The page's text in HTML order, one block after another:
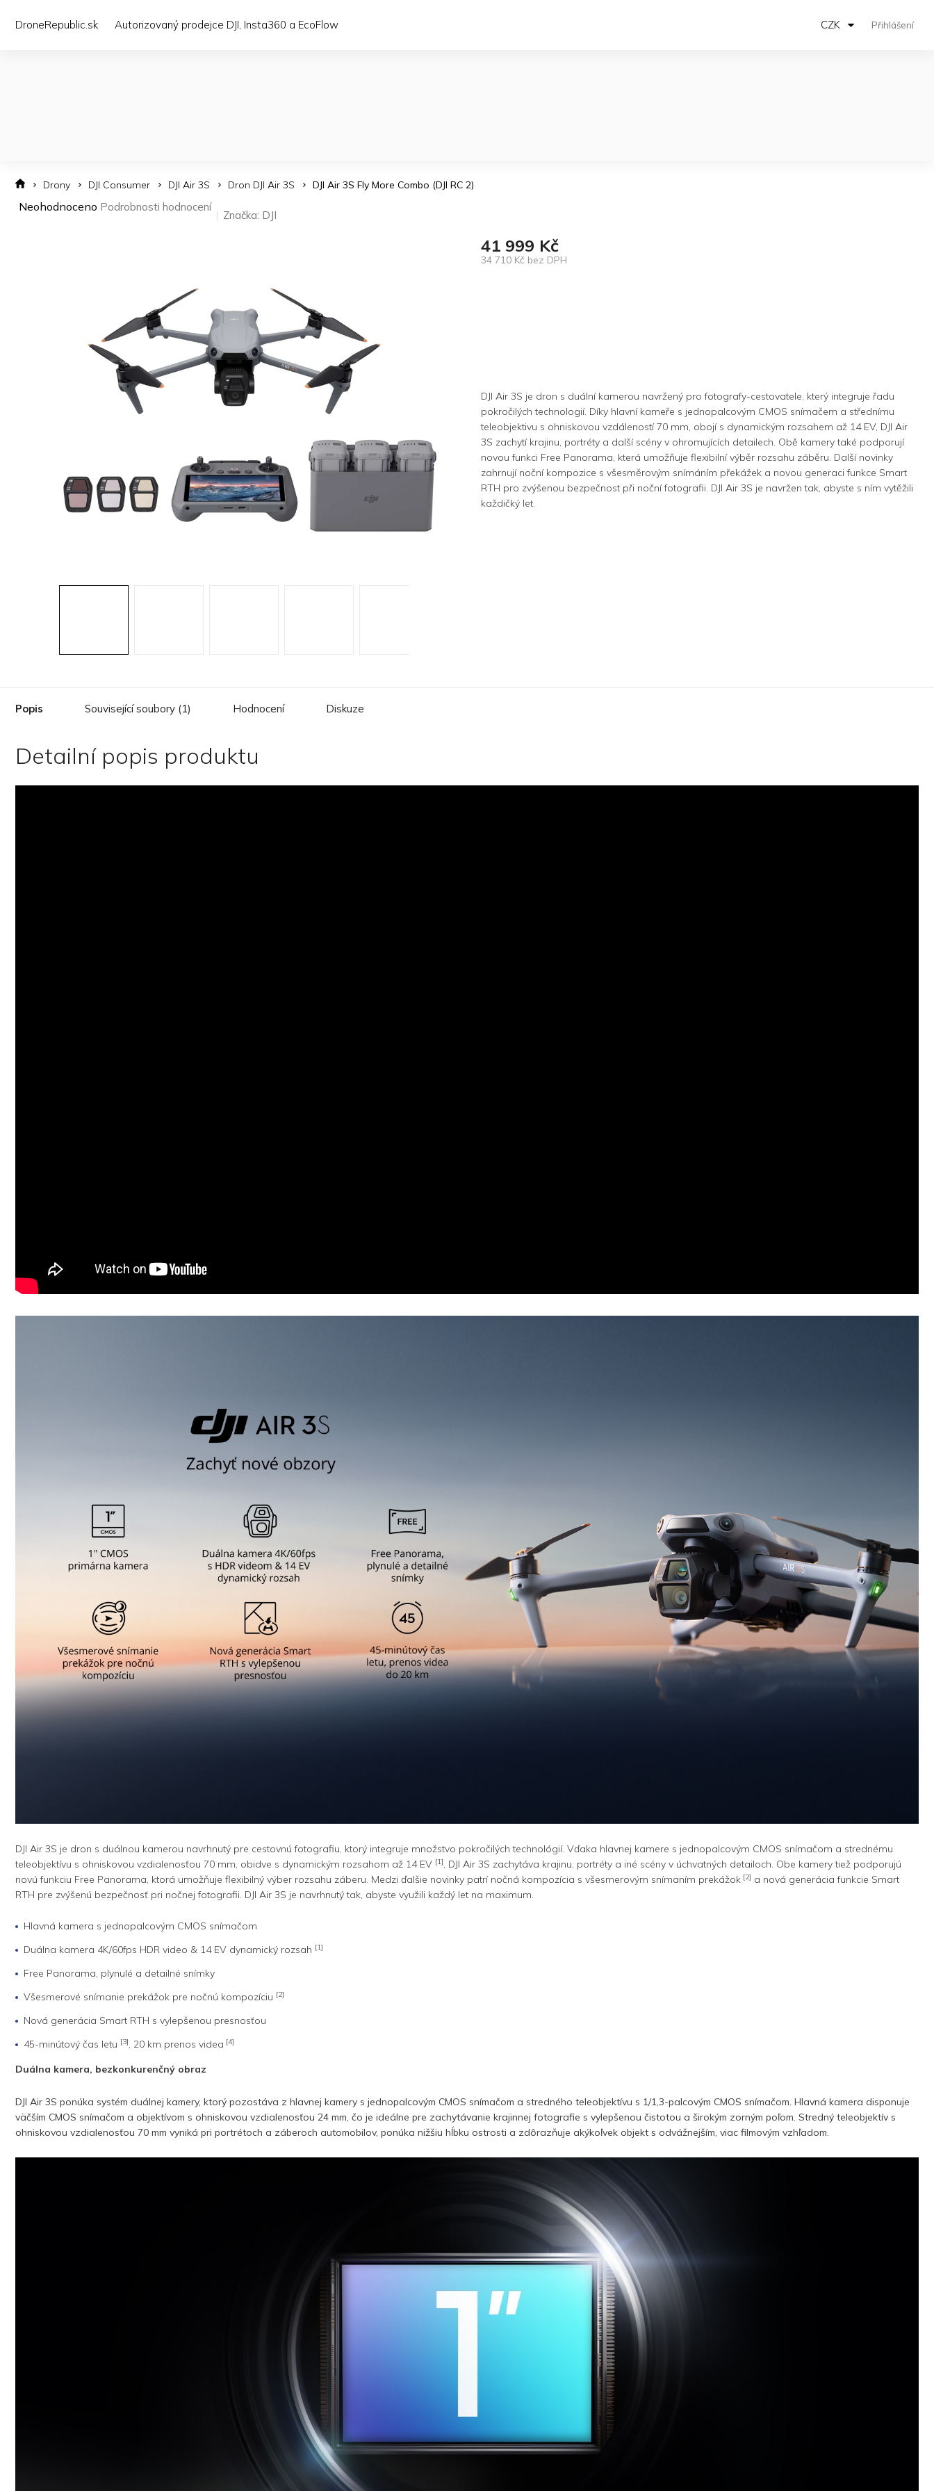
DroneRepublic.sk Autorizovaný prodejce DJI, Insta360 a EcoFlow CZK Přihlášení
Drony DJI Consumer DJI Air 3S Dron DJI Air 3S DJI Air 3S Fly More Combo (DJI RC 2)
Průměrné
Neohodnoceno Podrobnosti hodnocení
Značka: DJI
41 999 Kč
34 710 Kč bez DPH
DJI Air 3S je dron s duální kamerou navržený pro fotografy-cestovatele, který integruje řadu
pokročilých technologií. Díky hlavní kameře s jednopalcovým CMOS snímačem a střednímu
teleobjektivu s ohniskovou vzdáleností 70 mm, obojí s dynamickým rozsahem až 14 EV, DJI Air
3S zachytí krajinu, portréty a další scény v ohromujících detailech. Obě kamery také podporují
novou funkci Free Panorama, která umožňuje flexibilní výběr rozsahu záběru. Další novinky
zahrnují noční kompozice s všesměrovým snímáním překážek a novou generaci funkce Smart
RTH pro zvýšenou bezpečnost při noční fotografii. DJI Air 3S je navržen tak, abyste s ním vytěžili
každičký let.
Popis Související soubory (1) Hodnocení Diskuze
Detailní popis produktu
DJI Air 3S je dron s duálnou kamerou navrhnutý pre cestovnú fotografiu, ktorý integruje množstvo pokročilých technológií. Vďaka hlavnej kamere s jednopalcovým CMOS snímačom a strednému
teleobjektívu s ohniskovou vzdialenosťou 70 mm, obidve s dynamickým rozsahom až 14 EV [1], DJI Air 3S zachytáva krajinu, portréty a iné scény v úchvatných detailoch. Obe kamery tiež podporujú
novú funkciu Free Panorama, ktorá umožňuje flexibilný výber rozsahu záberu. Medzi ďalšie novinky patrí nočná kompozícia s všesmerovým snímaním prekážok [2] a nová generácia funkcie Smart
RTH pre zvýšenú bezpečnosť pri nočnej fotografii. DJI Air 3S je navrhnutý tak, abyste využili každý let na maximum.
Hlavná kamera s jednopalcovým CMOS snímačom
Duálna kamera 4K/60fps HDR video & 14 EV dynamický rozsah [1]
Free Panorama, plynulé a detailné snímky
Všesmerové snímanie prekážok pre nočnú kompozíciu [2]
Nová generácia Smart RTH s vylepšenou presnosťou
45-minútový čas letu [3], 20 km prenos videa [4]
Duálna kamera, bezkonkurenčný obraz
DJI Air 3S ponúka systém duálnej kamery, ktorý pozostáva z hlavnej kamery s jednopalcovým CMOS snímačom a stredného teleobjektívu s 1/1,3-palcovým CMOS snímačom. Hlavná kamera disponuje
väčším CMOS snímačom a objektívom s ohniskovou vzdialenosťou 24 mm, čo je ideálne pre zachytávanie krajinnej fotografie s vylepšenou čistotou a širokým zorným poľom. Stredný teleobjektív s
ohniskovou vzdialenosťou 70 mm vyniká pri portrétoch a záberoch automobilov, ponúka nižšiu hĺbku ostrosti a zdôrazňuje akýkoľvek objekt s odvážnejším, viac filmovým vzhľadom.